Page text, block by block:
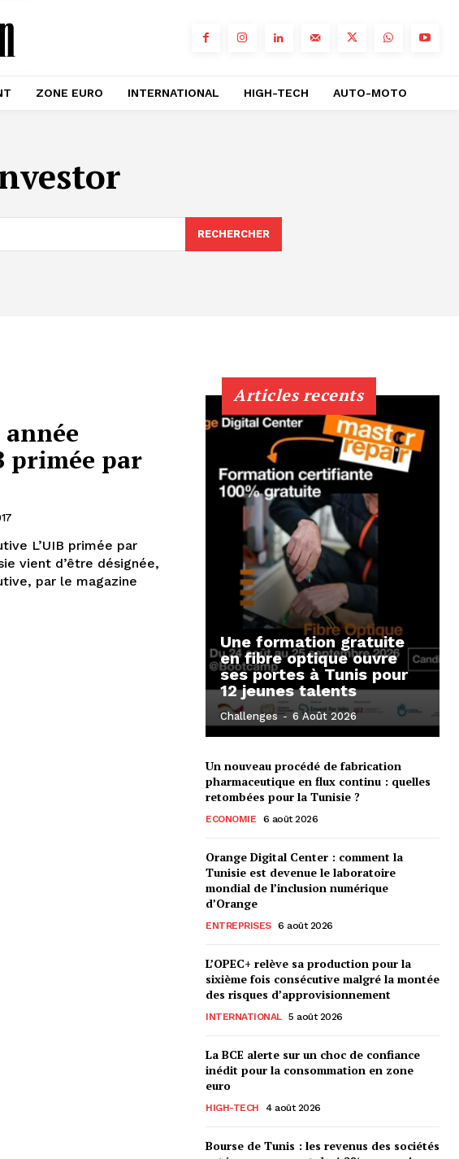
ZONE EURO INTERNATIONAL HIGH-TECH AUTO-MOTO
RECHERCHER
primée par
L’UIB primée par
vient d’être désignée,
par le magazine
Articles recents
Une formation gratuite
en fibre optique ouvre
ses portes à Tunis pour
12 jeunes talents
Challenges - 6 Août 2026
Un nouveau procédé de fabrication
pharmaceutique en flux continu : quelles
retombées pour la Tunisie ?
ECONOMIE 6 août 2026
Orange Digital Center : comment la
Tunisie est devenue le laboratoire
mondial de l’inclusion numérique
d’Orange
ENTREPRISES 6 août 2026
L’OPEC+ relève sa production pour la
sixième fois consécutive malgré la montée
des risques d’approvisionnement
INTERNATIONAL 5 août 2026
La BCE alerte sur un choc de confiance
inédit pour la consommation en zone
euro
HIGH-TECH 4 août 2026
Bourse de Tunis : les revenus des sociétés